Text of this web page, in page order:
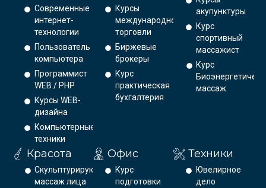
Современные
интернет-
технологии
Пользователь
компьютера
Программист
WEB / PHP
Курсы WEB-
дизайна
Компьютерные
техники
Курсы
международной
торговли
Биржевые
брокеры
Курс
практическая
бухгалтерия
акупунктуры
Курс
спортивный
массажист
Курс
массаж
Красота
Скульптурирующий
массаж лица
Офис
Курс
подготовки
Техники
Ювелирное
дело